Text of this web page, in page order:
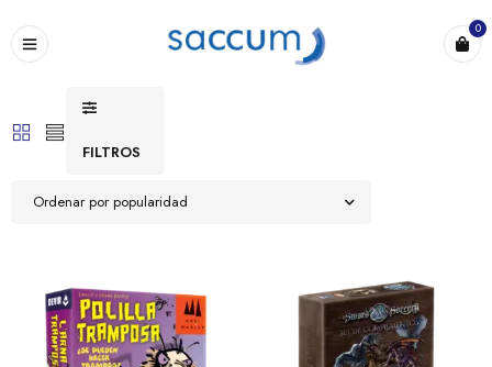
0
FILTROS
Ordenar por popularidad